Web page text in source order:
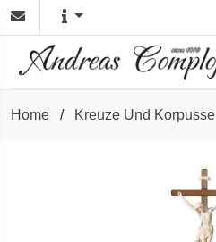
Home / Kreuze Und Korpusse